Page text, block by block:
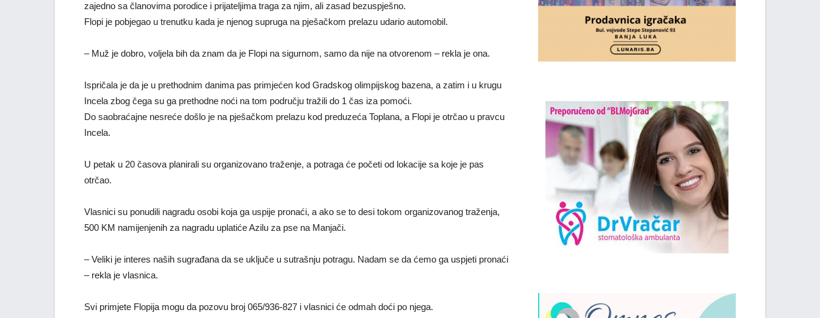
zajedno sa članovima porodice i prijateljima traga za njim, ali zasad bezuspješno.
Flopi je pobjegao u trenutku kada je njenog supruga na pješačkom prelazu udario automobil.
– Muž je dobro, voljela bih da znam da je Flopi na sigurnom, samo da nije na otvorenom – rekla je ona.
Ispričala je da je u prethodnim danima pas primjećen kod Gradskog olimpijskog bazena, a zatim i u krugu
Incela zbog čega su ga prethodne noći na tom području tražili do 1 čas iza pomoći.
Do saobraćajne nesreće došlo je na pješačkom prelazu kod preduzeća Toplana, a Flopi je otrčao u pravcu
Incela.
U petak u 20 časova planirali su organizovano traženje, a potraga će početi od lokacije sa koje je pas
otrčao.
Vlasnici su ponudili nagradu osobi koja ga uspije pronaći, a ako se to desi tokom organizovanog traženja,
500 KM namijenjenih za nagradu uplatiće Azilu za pse na Manjači.
– Veliki je interes naših sugrađana da se uključe u sutrašnju potragu. Nadam se da ćemo ga uspjeti pronaći
– rekla je vlasnica.
Svi primjete Flopija mogu da pozovu broj 065/936-827 i vlasnici će odmah doći po njega.